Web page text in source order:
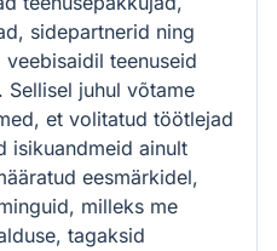
sidepartnerid ning
teenuseid
Sellisel juhul võtame
et volitatud töötlejad
isikuandmeid ainult
eesmärkidel,
milleks me
tagaksid